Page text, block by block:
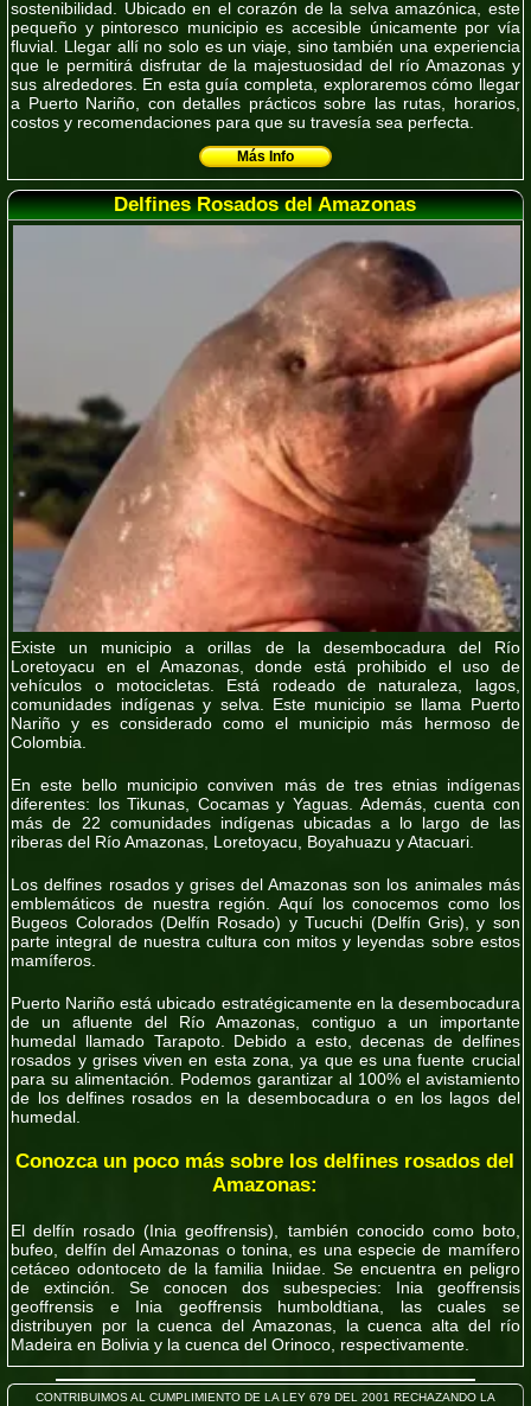
sostenibilidad. Ubicado en el corazón de la selva amazónica, este
pequeño y pintoresco municipio es accesible únicamente por vía
fluvial. Llegar allí no solo es un viaje, sino también una experiencia
que le permitirá disfrutar de la majestuosidad del río Amazonas y
sus alrededores. En esta guía completa, exploraremos cómo llegar
a Puerto Nariño, con detalles prácticos sobre las rutas, horarios,
costos y recomendaciones para que su travesía sea perfecta.
Más Info
Delfines Rosados del Amazonas
Existe un municipio a orillas de la desembocadura del Río
Loretoyacu en el Amazonas, donde está prohibido el uso de
vehículos o motocicletas. Está rodeado de naturaleza, lagos,
comunidades indígenas y selva. Este municipio se llama Puerto
Nariño y es considerado como el municipio más hermoso de
Colombia.
En este bello municipio conviven más de tres etnias indígenas
diferentes: los Tikunas, Cocamas y Yaguas. Además, cuenta con
más de 22 comunidades indígenas ubicadas a lo largo de las
riberas del Río Amazonas, Loretoyacu, Boyahuazu y Atacuari.
Los delfines rosados y grises del Amazonas son los animales más
emblemáticos de nuestra región. Aquí los conocemos como los
Bugeos Colorados (Delfín Rosado) y Tucuchi (Delfín Gris), y son
parte integral de nuestra cultura con mitos y leyendas sobre estos
mamíferos.
Puerto Nariño está ubicado estratégicamente en la desembocadura
de un afluente del Río Amazonas, contiguo a un importante
humedal llamado Tarapoto. Debido a esto, decenas de delfines
rosados y grises viven en esta zona, ya que es una fuente crucial
para su alimentación. Podemos garantizar al 100% el avistamiento
de los delfines rosados en la desembocadura o en los lagos del
humedal.
Conozca un poco más sobre los delfines rosados del
Amazonas:
El delfín rosado (Inia geoffrensis), también conocido como boto,
bufeo, delfín del Amazonas o tonina, es una especie de mamífero
cetáceo odontoceto de la familia Iniidae. Se encuentra en peligro
de extinción. Se conocen dos subespecies: Inia geoffrensis
geoffrensis e Inia geoffrensis humboldtiana, las cuales se
distribuyen por la cuenca del Amazonas, la cuenca alta del río
Madeira en Bolivia y la cuenca del Orinoco, respectivamente.
CONTRIBUIMOS AL CUMPLIMIENTO DE LA LEY 679 DEL 2001 RECHAZANDO LA